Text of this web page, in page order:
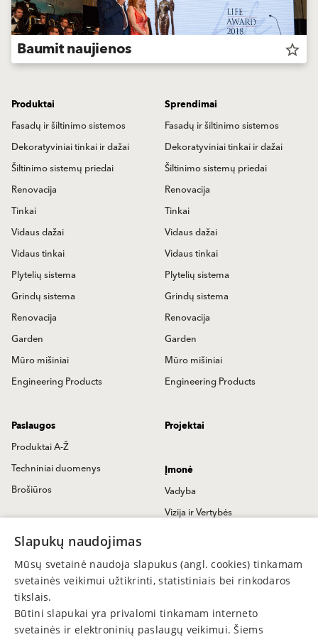
Baumit naujienos star_border
Produktai
Fasadų ir šiltinimo sistemos
Dekoratyviniai tinkai ir dažai
Šiltinimo sistemų priedai
Renovacija
Tinkai
Vidaus dažai
Vidaus tinkai
Plytelių sistema
Grindų sistema
Renovacija
Garden
Mūro mišiniai
Engineering Products
Sprendimai
Fasadų ir šiltinimo sistemos
Dekoratyviniai tinkai ir dažai
Šiltinimo sistemų priedai
Renovacija
Tinkai
Vidaus dažai
Vidaus tinkai
Plytelių sistema
Grindų sistema
Renovacija
Garden
Mūro mišiniai
Engineering Products
Paslaugos
Produktai A-Ž
Techniniai duomenys
Brošiūros
Projektai
Įmonė
Vadyba
Vizija ir Vertybės
Spaudoje
Kontaktai
Užklausa
Pardavimų atstovai
Partneriai
Slapukų naudojimas
Mūsų svetainė naudoja slapukus (angl. cookies) tinkamam
svetainės veikimui užtikrinti, statistiniais bei rinkodaros
tikslais.
Būtini slapukai yra privalomi tinkamam interneto
svetainės ir elektroninių paslaugų veikimui. Šiems